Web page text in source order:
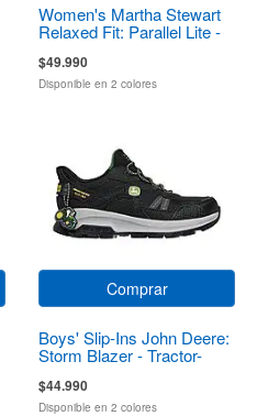
Women's Martha Stewart
Relaxed Fit: Parallel Lite -
$49.990
Disponible en 2 colores
Comprar
Boys' Slip-Ins John Deere:
Storm Blazer - Tractor-
$44.990
Disponible en 2 colores